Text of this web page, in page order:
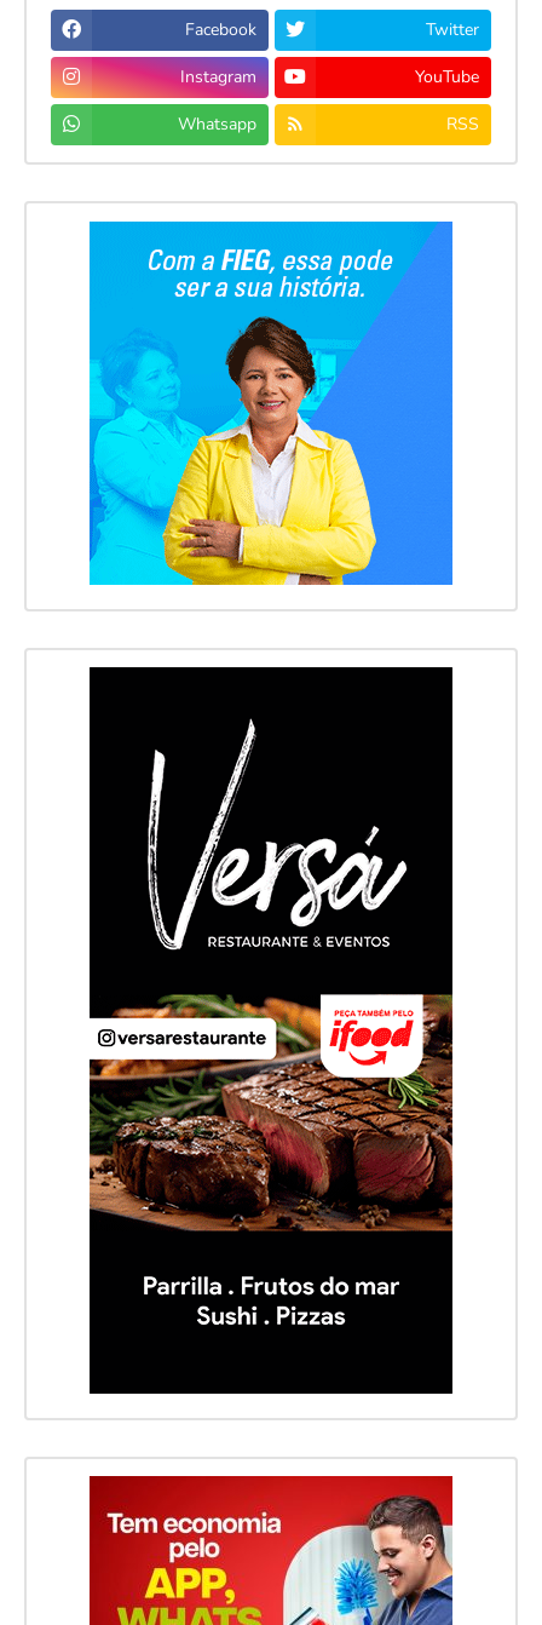
Facebook Twitter
Instagram YouTube
Whatsapp RSS